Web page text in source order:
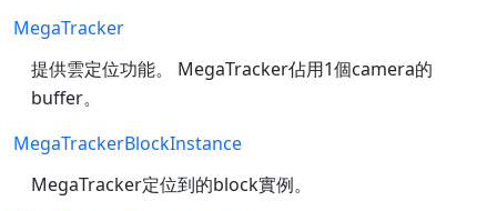
MegaTracker
提供雲定位功能。 MegaTracker佔用1個camera的
buffer。
MegaTrackerBlockInstance
MegaTracker定位到的block實例。